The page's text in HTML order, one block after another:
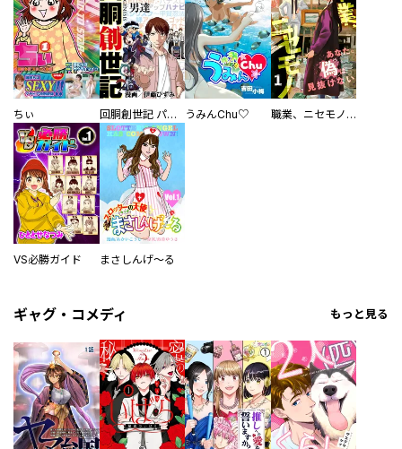
ちぃ 回胴創世記 パチスロを創った男達 うみんChu♡ 職業、ニセモノ～あなたに偽は見抜けない【電子単行本版】
VS必勝ガイド まさしんげ～る
ギャグ・コメディ もっと見る